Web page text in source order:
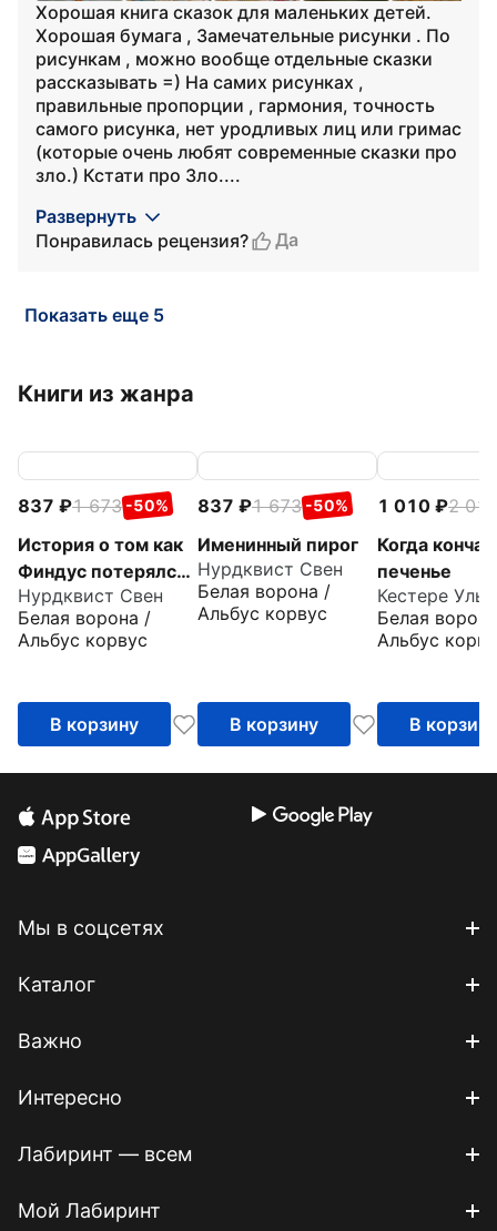
Хорошая книга сказок для маленьких детей.
Хорошая бумага , Замечательные рисунки . По
рисункам , можно вообще отдельные сказки
рассказывать =) На самих рисунках ,
правильные пропорции , гармония, точность
самого рисунка, нет уродливых лиц или гримас
(которые очень любят современные сказки про
зло.) Кстати про Зло....
Развернуть
Понравилась рецензия?
Да
Показать еще 5
Книги из жанра
837 1 673 -50%
История о том как
Финдус потерялся,
когда был
маленький
Нурдквист Свен
Белая ворона /
Альбус корвус
В корзину
837 1 673 -50%
Именинный пирог
Нурдквист Свен
Белая ворона /
Альбус корвус
В корзину
1 010
2 019
Когда
печенье
Кестере
Белая
Альбус
В корзину
Мы в соцсетях
Каталог
Важно
Интересно
Лабиринт — всем
Мой Лабиринт